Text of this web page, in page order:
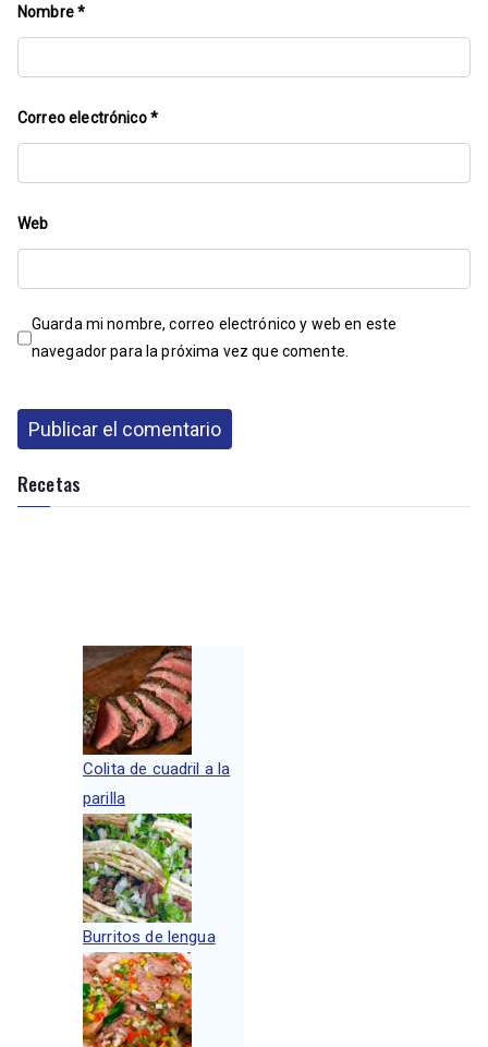
Nombre*
Correo electrónico*
Web
Guarda mi nombre, correo electrónico y web en este
navegador para la próxima vez que comente.
Recetas
Colita de cuadril a la
parilla
Burritos de lengua